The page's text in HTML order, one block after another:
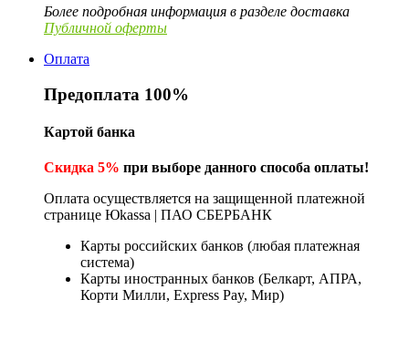
Более подробная информация в разделе доставка
Публичной оферты
Оплата
Предоплата 100%
Картой банка
Скидка 5% при выборе данного способа оплаты!
Оплата осуществляется на защищенной платежной
странице Юkassa | ПАО СБЕРБАНК
Карты российских банков (любая платежная
система)
Карты иностранных банков (Белкарт, АПРА,
Корти Милли, Express Pay, Мир)